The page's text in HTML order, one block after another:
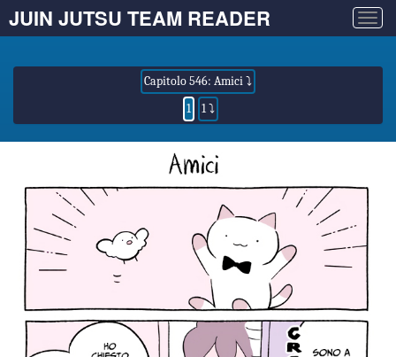
JUIN JUTSU TEAM READER
Capitolo 546: Amici ⤵
1
1 ⤵